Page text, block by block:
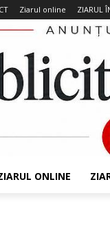
Ziarul online ZIARUL
ONLINE